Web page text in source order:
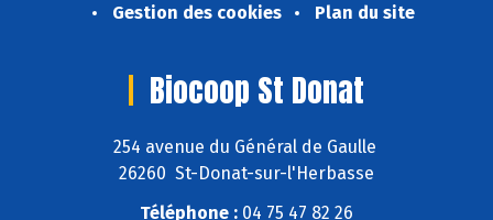
Gestion des cookies
Plan du site
Biocoop St Donat
254 avenue du Général de Gaulle
26260 St-Donat-sur-l'Herbasse
Téléphone : 04 75 47 82 26